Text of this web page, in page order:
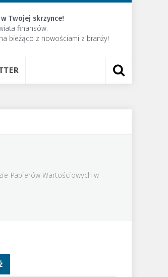
Twojej skrzynce!
finansów.
bieżąco z nowościami z branży!
Papierów Wartościowych w